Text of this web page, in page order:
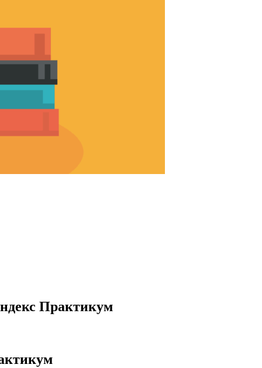
Практикум